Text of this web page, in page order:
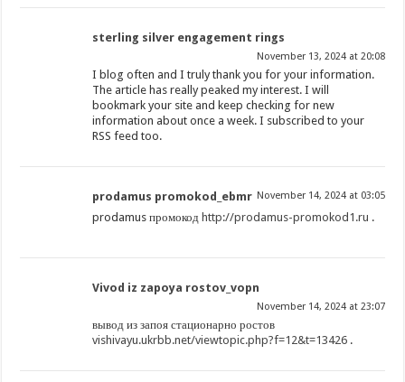
sterling silver engagement rings
November 13, 2024 at 20:08
I blog often and I truly thank you for your information.
The article has really peaked my interest. I will
bookmark your site and keep checking for new
information about once a week. I subscribed to your
RSS feed too.
prodamus promokod_ebmr November 14, 2024 at 03:05
prodamus промокод http://prodamus-promokod1.ru .
Vivod iz zapoya rostov_vopn
November 14, 2024 at 23:07
вывод из запоя стационарно ростов
vishivayu.ukrbb.net/viewtopic.php?f=12&t=13426 .